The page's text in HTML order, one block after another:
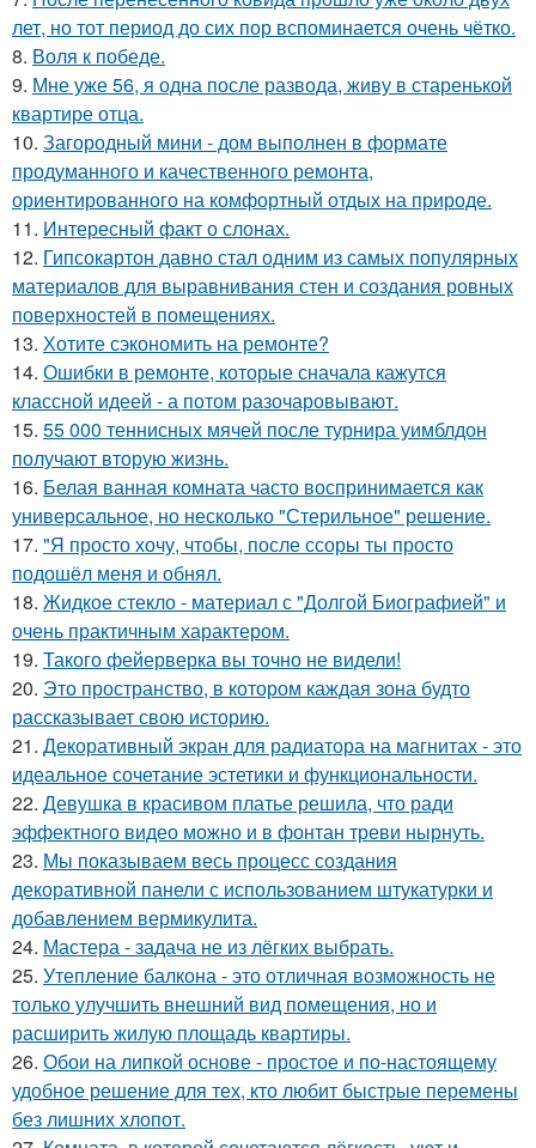
лет, но тот период до сих пор вспоминается очень чётко.
8. Воля к победе.
9. Мне уже 56, я одна после развода, живу в старенькой
квартире отца.
10. Загородный мини - дом выполнен в формате
продуманного и качественного ремонта,
ориентированного на комфортный отдых на природе.
11. Интересный факт о слонах.
12. Гипсокартон давно стал одним из самых популярных
материалов для выравнивания стен и создания ровных
поверхностей в помещениях.
13. Хотите сэкономить на ремонте?
14. Ошибки в ремонте, которые сначала кажутся
классной идеей - а потом разочаровывают.
15. 55 000 теннисных мячей после турнира уимблдон
получают вторую жизнь.
16. Белая ванная комната часто воспринимается как
универсальное, но несколько "Стерильное" решение.
17. "Я просто хочу, чтобы, после ссоры ты просто
подошёл меня и обнял.
18. Жидкое стекло - материал с "Долгой Биографией" и
очень практичным характером.
19. Такого фейерверка вы точно не видели!
20. Это пространство, в котором каждая зона будто
рассказывает свою историю.
21. Декоративный экран для радиатора на магнитах - это
идеальное сочетание эстетики и функциональности.
22. Девушка в красивом платье решила, что ради
эффектного видео можно и в фонтан треви нырнуть.
23. Мы показываем весь процесс создания
декоративной панели с использованием штукатурки и
добавлением вермикулита.
24. Мастера - задача не из лёгких выбрать.
25. Утепление балкона - это отличная возможность не
только улучшить внешний вид помещения, но и
расширить жилую площадь квартиры.
26. Обои на липкой основе - простое и по-настоящему
удобное решение для тех, кто любит быстрые перемены
без лишних хлопот.